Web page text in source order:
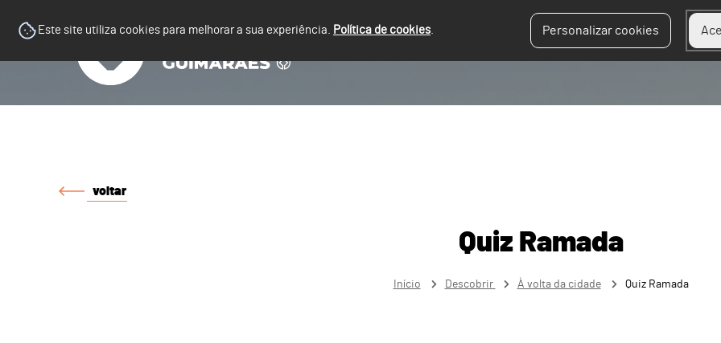
Este site utiliza cookies para melhorar a sua experiência. Política de cookies. Personalizar cookies
voltar
Quiz Ramada
Início Descobrir À volta da cidade Quiz Ramada